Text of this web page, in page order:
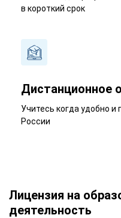
в короткий срок
Дистанционное
Учитесь когда удобно и
России
Лицензия на
деятельность